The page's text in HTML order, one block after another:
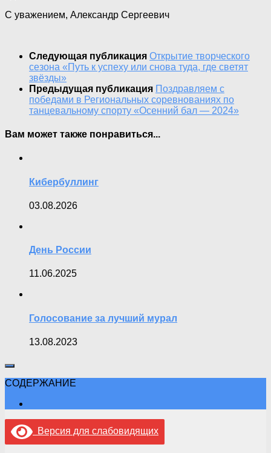
С уважением, Александр Сергеевич
Следующая публикация Открытие творческого
сезона «Путь к успеху или снова туда, где светят
звёзды»
Предыдущая публикация Поздравляем с
победами в Региональных соревнованиях по
танцевальному спорту «Осенний бал — 2024»
Вам может также понравиться...
Кибербуллинг
03.08.2026
День России
11.06.2025
Голосование за лучший мурал
13.08.2023
СОДЕРЖАНИЕ
Версия для слабовидящих